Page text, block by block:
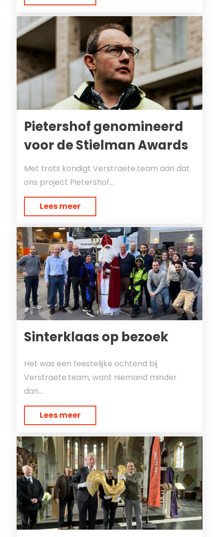
Pietershof genomineerd
voor de Stielman Awards
Met trots kondigt Verstraete.team aan dat
ons project Pietershof...
Lees meer
Sinterklaas op bezoek
Het was een feestelijke ochtend bij
Verstraete.team, want niemand minder
dan...
Lees meer